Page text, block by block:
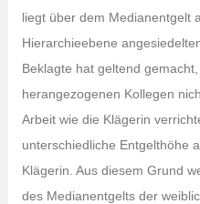
liegt über dem Medianentgelt
Hierarchieebene
Beklagte hat geltend
herangezogenen Kollegen
Arbeit wie die Klägerin
unterschiedliche Entgelthöhe
Klägerin. Aus diesem Grund
des Medianentgelts der